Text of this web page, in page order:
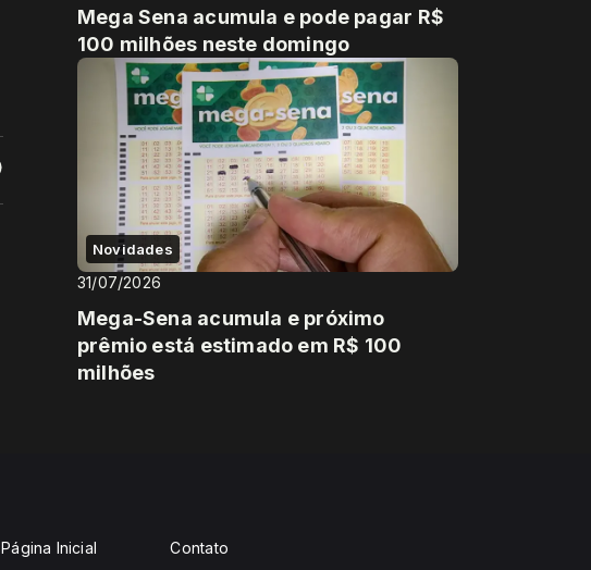
Mega Sena acumula e pode pagar R$
100 milhões neste domingo
Novidades
31/07/2026
Mega-Sena acumula e próximo
prêmio está estimado em R$ 100
milhões
Página Inicial Contato